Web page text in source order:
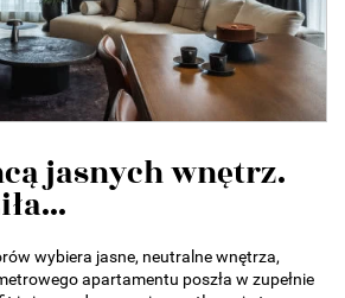
jasnych wnętrz.
wybiera jasne, neutralne wnętrza,
apartamentu poszła w zupełnie